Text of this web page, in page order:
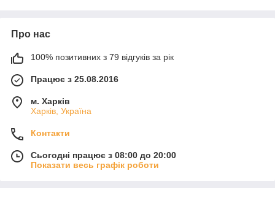
правильному підбору фрези для верстата Ви можете значно
а значить і його прибуток.
Про нас
100% позитивних з 79 відгуків за рік
Працює з 25.08.2016
м. Харків
Харків, Україна
Контакти
Сьогодні працює з 08:00 до 20:00
Показати весь графік роботи